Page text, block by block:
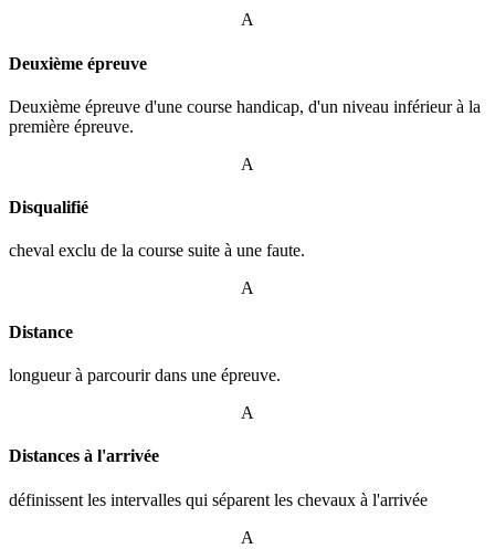
A
Deuxième épreuve
Deuxième épreuve d'une course handicap, d'un niveau inférieur à la
première épreuve.
A
Disqualifié
cheval exclu de la course suite à une faute.
A
Distance
longueur à parcourir dans une épreuve.
A
Distances à l'arrivée
définissent les intervalles qui séparent les chevaux à l'arrivée
A